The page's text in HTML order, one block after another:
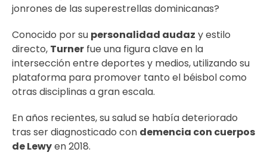
jonrones de las superestrellas dominicanas?
Conocido por su personalidad audaz y estilo
directo, Turner fue una figura clave en la
intersección entre deportes y medios, utilizando su
plataforma para promover tanto el béisbol como
otras disciplinas a gran escala.
En años recientes, su salud se había deteriorado
tras ser diagnosticado con demencia con cuerpos
de Lewyen 2018.